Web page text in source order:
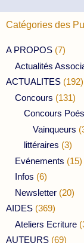
Catégories des
A PROPOS (7)
Actualités
ACTUALITES (192)
Concours (131)
Concours
Vainqueurs
littéraires (3)
Evénements (15)
Infos (6)
Newsletter (20)
AIDES (369)
Ateliers Ecriture
AUTEURS (69)